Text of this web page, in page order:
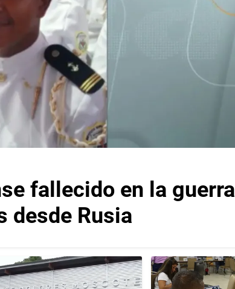
fallecido en la guerra
desde Rusia